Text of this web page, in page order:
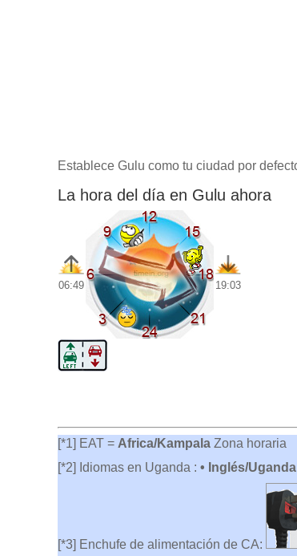
Establece Gulu como tu ciudad por
La hora del día en Gulu ahora
06:49 19:03
[*1] EAT = Africa/Kampala Zona horaria
[*2] Idiomas en Uganda : • Inglés/
[*3] Enchufe de alimentación de CA: